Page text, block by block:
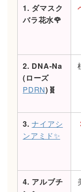
1. ダマスク
バラ花水🌹
2. DNA-Na
(ローズ
PDRN)🧬
3.ナイアシ
ンアミド✨
4. アルブチ